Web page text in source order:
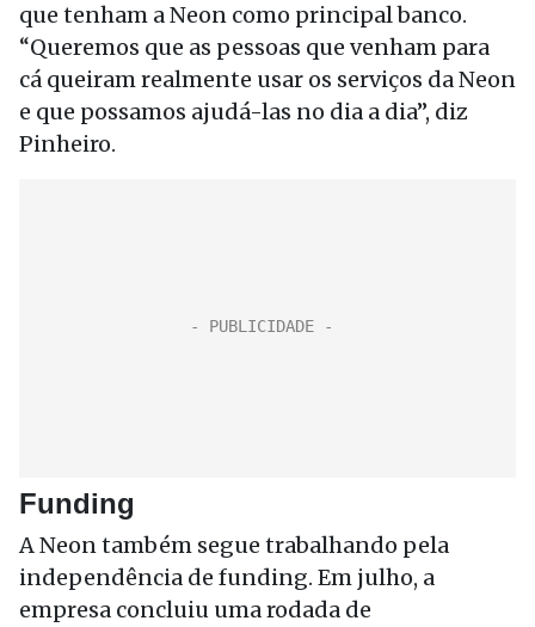
que tenham a Neon como principal banco.
“Queremos que as pessoas que venham para
cá queiram realmente usar os serviços da Neon
e que possamos ajudá-las no dia a dia”, diz
Pinheiro.
Funding
A Neon também segue trabalhando pela
independência de funding. Em julho, a
empresa concluiu uma rodada de